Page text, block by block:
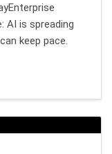
AI is spreading
keep pace.
the Future of